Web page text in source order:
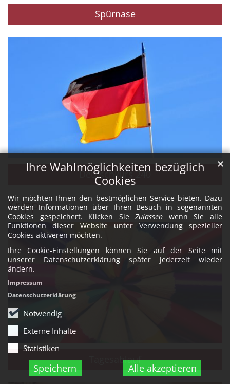
Ihre Wahlmöglichkeiten bezüglich
Cookies
Wir möchten Ihnen den bestmöglichen Service bieten. Dazu
werden Informationen über Ihren Besuch in sogenannten
Cookies gespeichert. Klicken SieZulassen wenn Sie alle
Funktionen dieser Website unter Verwendung spezieller
Cookies aktiveren möchten.
Ihre Cookie-Einstellungen können Sie auf der Seite mit
unserer Datenschutzerklärung später jederzeit wieder
ändern.
Notwendig
Externe Inhalte
Statistiken
Speichern Alle akzeptieren
✕
Impressum
Datenschutzerklärung
Spürnase
Deutschkurs 240
Krippe
Tagesablauf